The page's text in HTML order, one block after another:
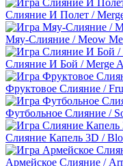
Слияние И Полет /
Мяу-Слияние / Meow
Слияние И Бой / Merge
Фруктовое Слияние /
Футбольное Слияние /
Слияние Капель 3D /
Армейское Слияние /